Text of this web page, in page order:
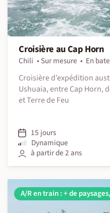
Croisière au Cap Horn
Chili Sur mesure
En
Croisière d’expédition
Ushuaia, entre Cap Horn,
et Terre de Feu
15 jours
Dynamique
à partir de 2 ans
A/R en train : + de